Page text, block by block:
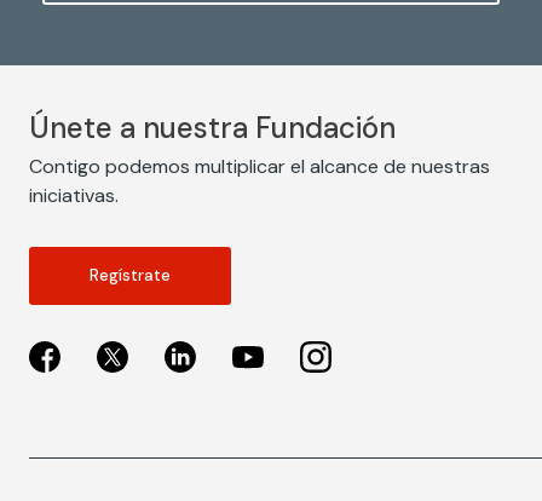
Únete a nuestra Fundación
Contigo podemos multiplicar el alcance de nuestras
iniciativas.
Regístrate